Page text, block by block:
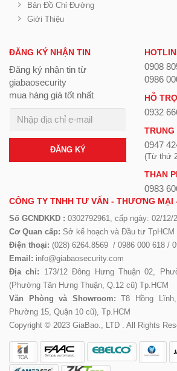
Bản Đồ Chỉ Đường
Giới Thiệu
ĐĂNG KÝ NHẬN TIN
Đăng ký nhận tin từ
giabaosecurity
mua hàng giá tốt nhất
ĐĂNG KÝ
0908
0986
HỖ
0932
0947
(Từ thứ
THAN
0983
CÔNG TY TNHH TƯ VẤN - THƯƠNG MẠI
Số GCNDKKD : 0302792961, cấp ngày: 02/12/
Cơ Quan cấp: Sở kế hoạch và Đầu tư TpHCM
Điện thoại: (028) 6264.8569 / 0986 000 618 /
Email: info@giabaosecurity.com
Địa chỉ: 173/12 Đông Hưng Thuận 02,
(Phường Tân Hưng Thuận, Q.12 cũ) Tp.HCM
Văn Phòng và Showroom: T8 Hồng
Phường 15, Quận 10 cũ), Tp.HCM
Copyright © 2023 GiaBao., LTD . All Rights